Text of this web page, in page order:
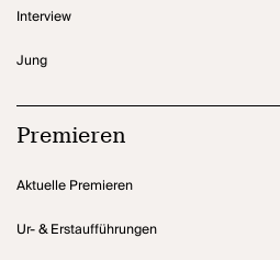
Interview
Jung
Premieren
Aktuelle Premieren
Ur- & Erstaufführungen